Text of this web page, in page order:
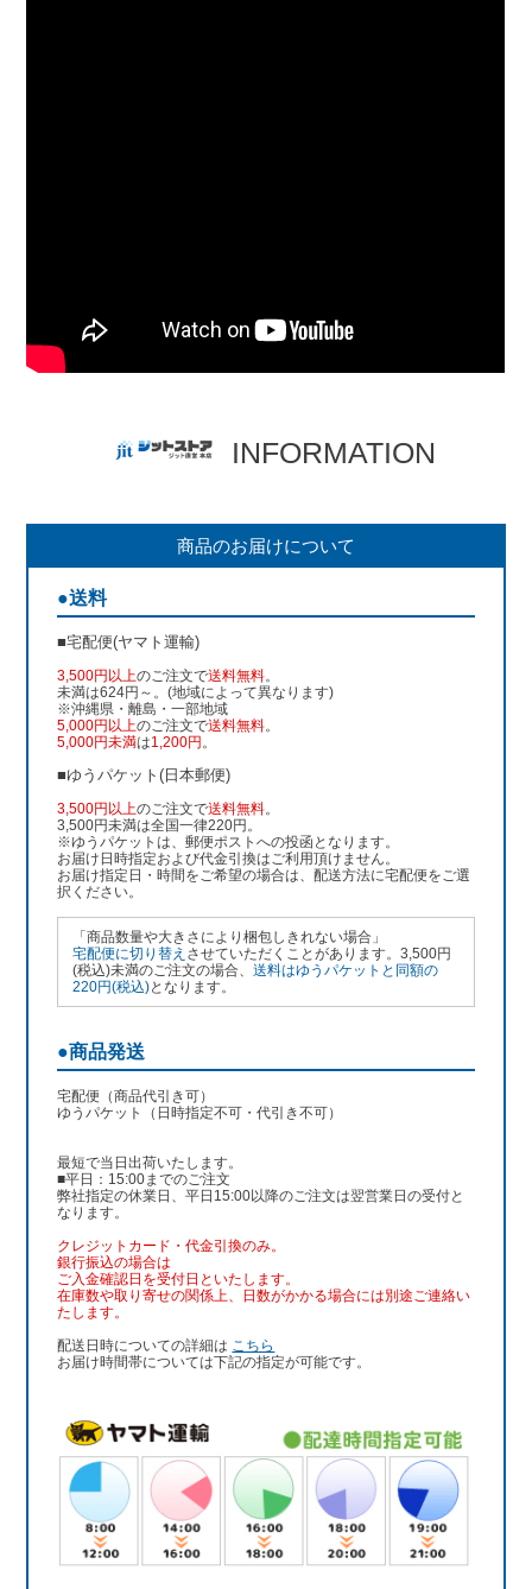
INFORMATION
商品のお届けについて
●送料
■宅配便(ヤマト運輸)
3,500円以上のご注文で送料無料。
未満は624円～。(地域によって異なります)
※沖縄県・離島・一部地域
5,000円以上のご注文で送料無料。
5,000円未満は1,200円 。
■ゆうパケット(日本郵便)
3,500円以上のご注文で送料無料。
3,500円未満は全国一律220円。
※ゆうパケットは、郵便ポストへの投函となります。
お届け日時指定および代金引換はご利用頂けません。
お届け指定日・時間をご希望の場合は、配送方法に宅配便をご選
択ください。
「商品数量や大きさにより梱包しきれない場合」
宅配便に切り替え させていただくことがあります。3,500円
(税込)未満のご注文の場合、送料はゆうパケットと同額の
220円(税込)となります。
●商品発送
宅配便（商品代引き可）
ゆうパケット（日時指定不可・代引き不可）
最短で当日出荷いたします。
■平日：15:00までのご注文
弊社指定の休業日、平日15:00以降のご注文は翌営業日の受付と
なります。
クレジットカード・代金引換のみ。
銀行振込の場合は
ご入金確認日を受付日といたします。
在庫数や取り寄せの関係上、日数がかかる場合には別途ご連絡い
たします。
配送日時についての詳細は こちら
お届け時間帯については下記の指定が可能です。